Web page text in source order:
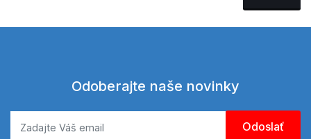
Odoberajte naše novinky